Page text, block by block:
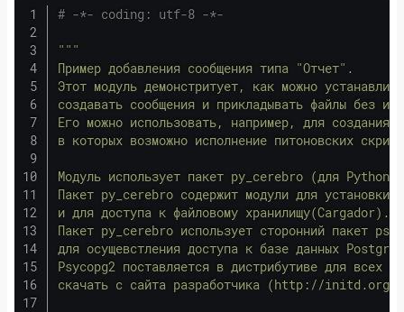
# -*- coding: utf-8 -*-
"""
Пример добавления сообщения типа "Отчет".
Этот модуль демонстритует, как можно
создавать сообщения и прикладывать файлы без
Его можно использовать, например, для создания
в которых возможно исполнение питоновских
Модуль использует пакет py_cerebro (для
Пакет py_cerebro содержит модули для установки
и для доступа к файловому хранилищу(Cargador).
Пакет py_cerebro использует сторонний пакет
для осущевстления доступа к базе данных
Psycopg2 поставляется в дистрибутиве для
скачать с сайта разработчика (http://initd.org/